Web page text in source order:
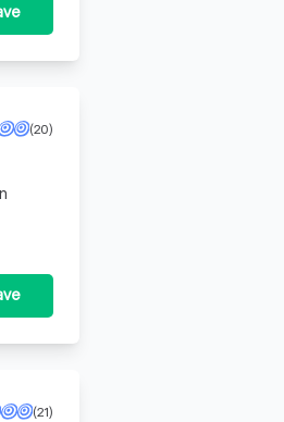
(20)
(21)